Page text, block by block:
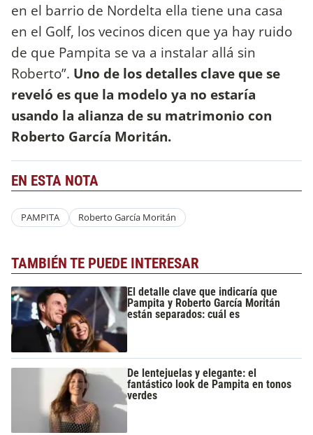
en el barrio de Nordelta ella tiene una casa
en el Golf, los vecinos dicen que ya hay ruido
de que Pampita se va a instalar allá sin
Roberto”. Uno de los detalles clave que se
reveló es que la modelo ya no estaría
usando la alianza de su matrimonio con
Roberto García Moritán.
EN ESTA NOTA
PAMPITA Roberto García Moritán
TAMBIÉN TE PUEDE INTERESAR
El detalle clave que indicaría que
Pampita y Roberto García Moritán
están separados: cuál es
De lentejuelas y elegante: el
fantástico look de Pampita en tonos
verdes